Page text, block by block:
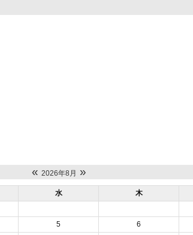
« 2026年8月 »
水 木
5 6